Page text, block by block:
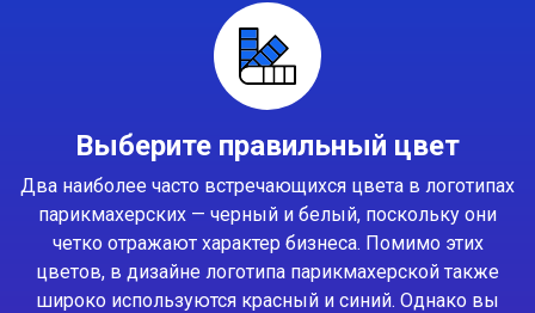
Выберите правильный цвет
Два наиболее часто встречающихся цвета в логотипах
парикмахерских — черный и белый, поскольку они
четко отражают характер бизнеса. Помимо этих
цветов, в дизайне логотипа парикмахерской также
широко используются красный и синий. Однако вы